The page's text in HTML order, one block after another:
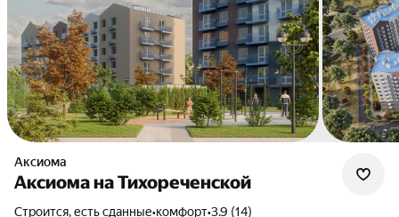
Аксиома
Аксиома на Тихореченской
Строится, есть сданные•комфорт•3.9 (14)